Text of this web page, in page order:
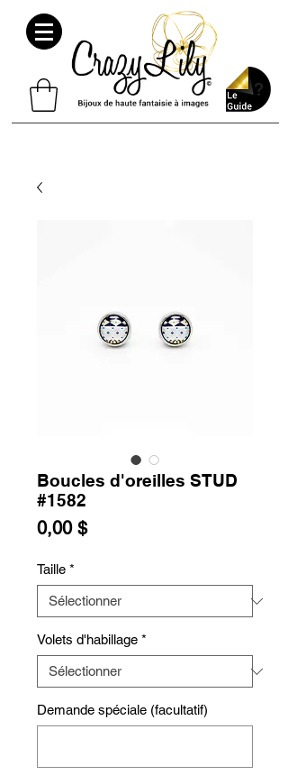
Boucles d'oreilles STUD
#1582
0,00 $Prix
Taille *
Volets d'habillage *
Demande spéciale (facultatif)